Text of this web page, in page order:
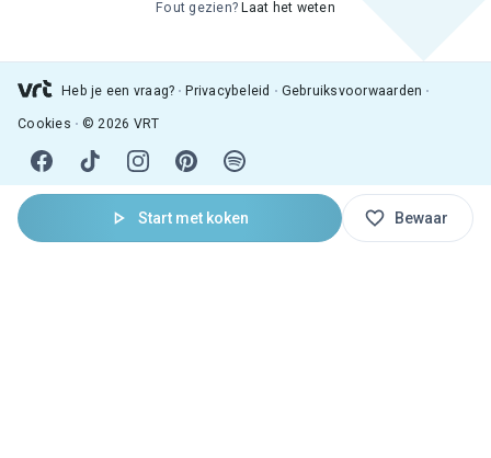
Start met koken Bewaar
Fout gezien? Laat het weten
Heb je een vraag? Privacybeleid Gebruiksvoorwaarden
Cookies © 2026 VRT